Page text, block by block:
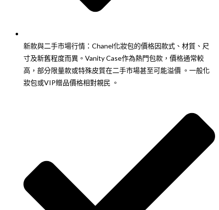
新款與二手市場行情：Chanel化妝包的價格因款式、材質、尺
寸及新舊程度而異。Vanity Case作為熱門包款，價格通常較
高，部分限量款或特殊皮質在二手市場甚至可能溢價 。一般化
妝包或VIP贈品價格相對親民 。